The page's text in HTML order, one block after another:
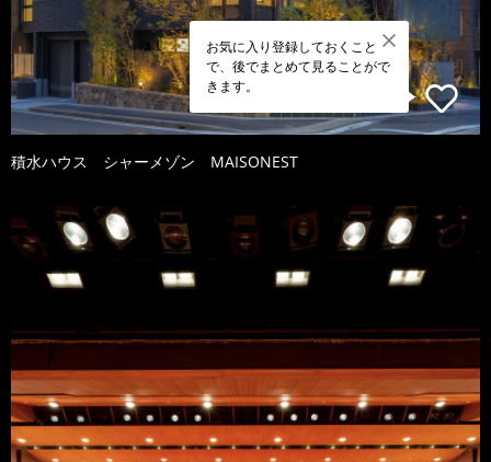
お気に入り登録しておくこと
で、後でまとめて見ることがで
きます。
積水ハウス シャーメゾン MAISONEST